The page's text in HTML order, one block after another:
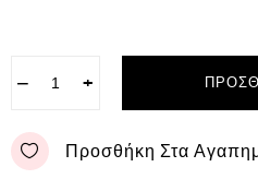
− +
Προσθήκη Στα